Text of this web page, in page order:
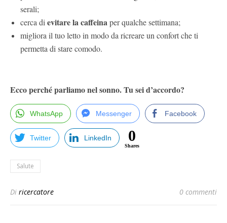
serali;
cerca di evitare la caffeinaper qualche settimana;
migliora il tuo letto in modo da ricreare un confort che ti
permetta di stare comodo.
Ecco perché parliamo nel sonno. Tu sei d’accordo?
WhatsApp Messenger Facebook
Twitter LinkedIn 0
Shares
Salute
Di ricercatore 0 commenti